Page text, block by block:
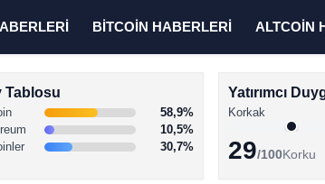
BİTCOİN HABERLERİ ALTCOİN
Tablosu
58,9%
10,5%
30,7%
Yatırımcı
Korkak
29/100Korku